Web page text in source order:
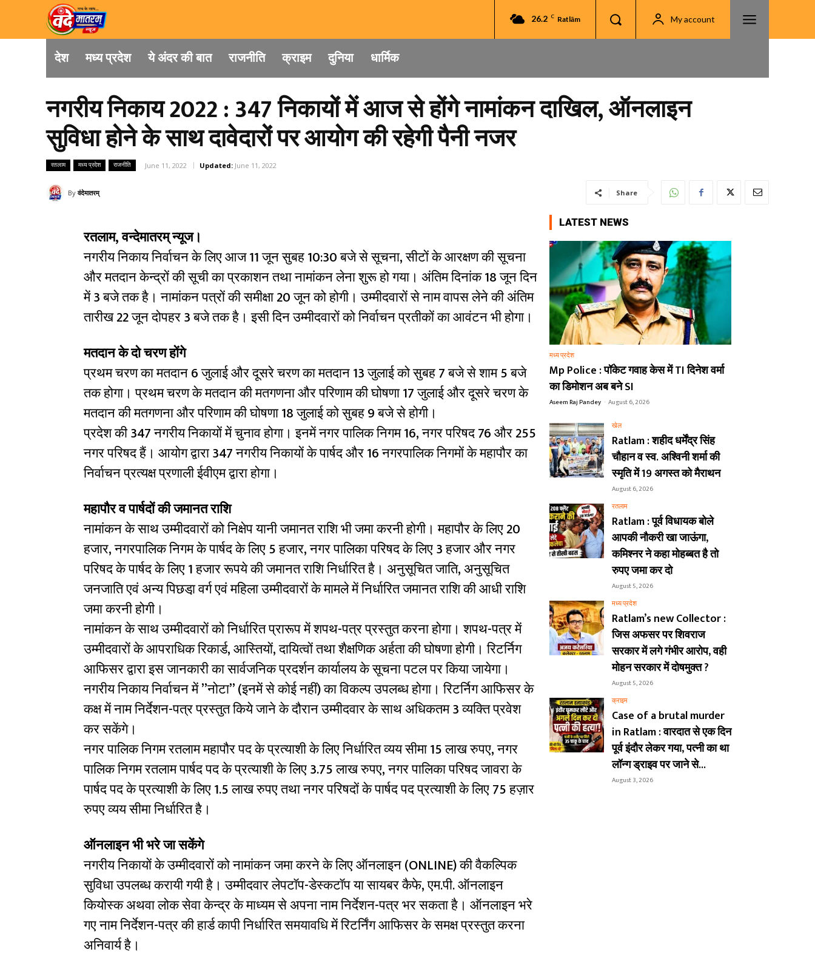
26.2 C Ratlām My account
देश मध्य प्रदेश ये अंदर की बात राजनीति क्राइम दुनिया धार्मिक
नगरीय निकाय 2022 : 347 निकायों में आज से होंगे नामांकन दाखिल, ऑनलाइन
सुविधा होने के साथ दावेदारों पर आयोग की रहेगी पैनी नजर
रतलाम मध्य प्रदेश राजनीति June 11, 2022 Updated: June 11, 2022
By वंदेमातरम् Share
रतलाम, वन्देमातरम् न्यूज।
नगरीय निकाय निर्वाचन के लिए आज 11 जून सुबह 10:30 बजे से सूचना, सीटों के आरक्षण की सूचना
और मतदान केन्द्रों की सूची का प्रकाशन तथा नामांकन लेना शुरू हो गया। अंतिम दिनांक 18 जून दिन
में 3 बजे तक है। नामांकन पत्रों की समीक्षा 20 जून को होगी। उम्मीदवारों से नाम वापस लेने की अंतिम
तारीख 22 जून दोपहर 3 बजे तक है। इसी दिन उम्मीदवारों को निर्वाचन प्रतीकों का आवंटन भी होगा।
मतदान के दो चरण होंगे
प्रथम चरण का मतदान 6 जुलाई और दूसरे चरण का मतदान 13 जुलाई को सुबह 7 बजे से शाम 5 बजे
तक होगा। प्रथम चरण के मतदान की मतगणना और परिणाम की घोषणा 17 जुलाई और दूसरे चरण के
मतदान की मतगणना और परिणाम की घोषणा 18 जुलाई को सुबह 9 बजे से होगी।
प्रदेश की 347 नगरीय निकायों में चुनाव होगा। इनमें नगर पालिक निगम 16, नगर परिषद 76 और 255
नगर परिषद हैं। आयोग द्वारा 347 नगरीय निकायों के पार्षद और 16 नगरपालिक निगमों के महापौर का
निर्वाचन प्रत्यक्ष प्रणाली ईवीएम द्वारा होगा।
महापौर व पार्षदों की जमानत राशि
नामांकन के साथ उम्मीदवारों को निक्षेप यानी जमानत राशि भी जमा करनी होगी। महापौर के लिए 20
हजार, नगरपालिक निगम के पार्षद के लिए 5 हजार, नगर पालिका परिषद के लिए 3 हजार और नगर
परिषद के पार्षद के लिए 1 हजार रूपये की जमानत राशि निर्धारित है। अनुसूचित जाति, अनुसूचित
जनजाति एवं अन्य पिछडा़ वर्ग एवं महिला उम्मीदवारों के मामले में निर्धारित जमानत राशि की आधी राशि
जमा करनी होगी।
नामांकन के साथ उम्मीदवारों को निर्धारित प्रारूप में शपथ-पत्र प्रस्तुत करना होगा। शपथ-पत्र में
उम्मीदवारों के आपराधिक रिकार्ड, आस्तियों, दायित्वों तथा शैक्षणिक अर्हता की घोषणा होगी। रिटर्निग
आफिसर द्वारा इस जानकारी का सार्वजनिक प्रदर्शन कार्यालय के सूचना पटल पर किया जायेगा।
नगरीय निकाय निर्वाचन में ”नोटा” (इनमें से कोई नहीं) का विकल्प उपलब्ध होगा। रिटर्निग आफिसर के
कक्ष में नाम निर्देशन-पत्र प्रस्तुत किये जाने के दौरान उम्मीदवार के साथ अधिकतम 3 व्यक्ति प्रवेश
कर सकेंगे।
नगर पालिक निगम रतलाम महापौर पद के प्रत्याशी के लिए निर्धारित व्यय सीमा 15 लाख रुपए, नगर
पालिक निगम रतलाम पार्षद पद के प्रत्याशी के लिए 3.75 लाख रुपए, नगर पालिका परिषद जावरा के
पार्षद पद के प्रत्याशी के लिए 1.5 लाख रुपए तथा नगर परिषदों के पार्षद पद प्रत्याशी के लिए 75 हज़ार
रुपए व्यय सीमा निर्धारित है।
ऑनलाइन भी भरे जा सकेंगे
नगरीय निकायों के उम्मीदवारों को नामांकन जमा करने के लिए ऑनलाइन (ONLINE) की वैकल्पिक
सुविधा उपलब्ध करायी गयी है। उम्मीदवार लेपटॉप-डेस्कटॉप या सायबर कैफे, एम.पी. ऑनलाइन
कियोस्क अथवा लोक सेवा केन्द्र के माध्यम से अपना नाम निर्देशन-पत्र भर सकता है। ऑनलाइन भरे
गए नाम निर्देशन-पत्र की हार्ड कापी निर्धारित समयावधि में रिटर्निंग आफिसर के समक्ष प्रस्तुत करना
अनिवार्य है।
LATEST NEWS
मध्य प्रदेश
Mp Police : पॉकेट गवाह केस में TI दिनेश वर्मा
का डिमोशन अब बने SI
Aseem Raj Pandey - August 6, 2026
खेल
Ratlam : शहीद धर्मेंद्र सिंह
चौहान व स्व. अश्विनी शर्मा की
स्मृति में 19 अगस्त को मैराथन
August 6, 2026
रतलाम
Ratlam : पूर्व विधायक बोले
आपकी नौकरी खा जाऊंगा,
कमिश्नर ने कहा मोहब्बत है तो
रुपए जमा कर दो
August 5, 2026
मध्य प्रदेश
Ratlam’s new Collector :
जिस अफसर पर शिवराज
सरकार में लगे गंभीर आरोप, वही
मोहन सरकार में दोषमुक्त ?
August 5, 2026
क्राइम
Case of a brutal murder
in Ratlam : वारदात से एक दिन
पूर्व इंदौर लेकर गया, पत्नी का था
लॉन्ग ड्राइव पर जाने से...
August 3, 2026